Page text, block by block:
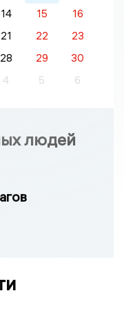
14 15
16
21 22
23
28 29
30
4 5 6
людей